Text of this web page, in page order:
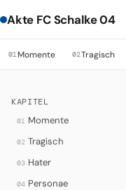
Akte FC Schalke 04
01Momente 02Tragisch
KAPITEL
01 Momente
02 Tragisch
03 Hater
04 Personae